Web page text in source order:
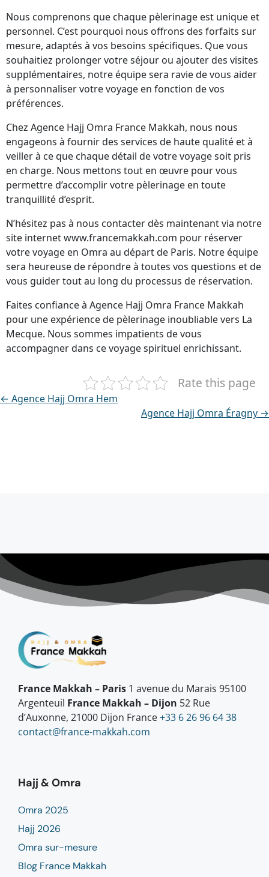
Nous comprenons que chaque pèlerinage est unique et
personnel. C’est pourquoi nous offrons des forfaits sur
mesure, adaptés à vos besoins spécifiques. Que vous
souhaitiez prolonger votre séjour ou ajouter des visites
supplémentaires, notre équipe sera ravie de vous aider
à personnaliser votre voyage en fonction de vos
préférences.
Chez Agence Hajj Omra France Makkah, nous nous
engageons à fournir des services de haute qualité et à
veiller à ce que chaque détail de votre voyage soit pris
en charge. Nous mettons tout en œuvre pour vous
permettre d’accomplir votre pèlerinage en toute
tranquillité d’esprit.
N’hésitez pas à nous contacter dès maintenant via notre
site internet www.francemakkah.com pour réserver
votre voyage en Omra au départ de Paris. Notre équipe
sera heureuse de répondre à toutes vos questions et de
vous guider tout au long du processus de réservation.
Faites confiance à Agence Hajj Omra France Makkah
pour une expérience de pèlerinage inoubliable vers La
Mecque. Nous sommes impatients de vous
accompagner dans ce voyage spirituel enrichissant.
Rate this page
← Agence Hajj Omra Hem
Agence Hajj Omra Éragny →
France Makkah – Paris 1 avenue du Marais 95100
Argenteuil France Makkah – Dijon 52 Rue
d’Auxonne, 21000 Dijon France+33 6 26 96 64 38
contact@france-makkah.com
Hajj & Omra
Omra 2025
Hajj 2026
Omra sur-mesure
Blog France Makkah